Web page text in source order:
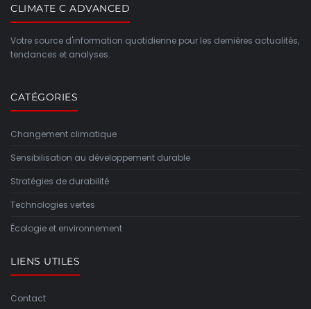
CLIMATE C ADVANCED
Votre source d'information quotidienne pour les dernières actualités,
tendances et analyses.
CATÉGORIES
Changement climatique
Sensibilisation au développement durable
Stratégies de durabilité
Technologies vertes
Écologie et environnement
LIENS UTILES
Contact